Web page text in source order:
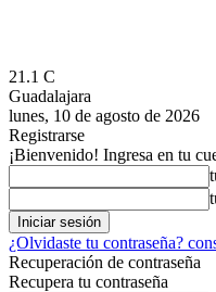
21.1 C
Guadalajara
lunes, 10 de agosto de 2026
Registrarse
¡Bienvenido! Ingresa en tu
¿Olvidaste tu contraseña?
Recuperación de contraseña
Recupera tu contraseña